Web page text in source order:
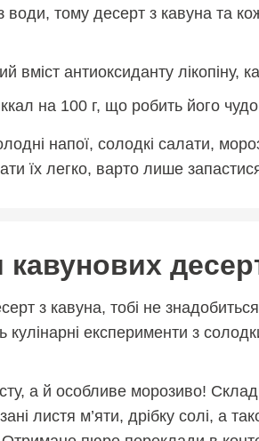
води, тому десерт з кавуна та
вміст антиоксиданту лікопіну,
на 100 г, що робить його
напої, солодкі салати,
їх легко, варто лише
з кавуна, тобі не
кулінарні експерименти з
а й особливе морозиво!
листя м’яти, дрібку солі, а